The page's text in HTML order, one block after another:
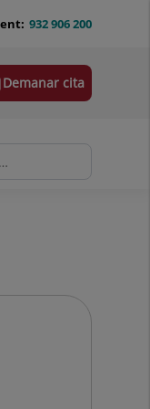
932 906 200
Demanar cita